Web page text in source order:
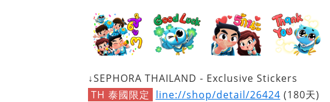
↓SEPHORA THAILAND - Exclusive Stickers
TH 泰國限定 line://shop/detail/26424 (180天)